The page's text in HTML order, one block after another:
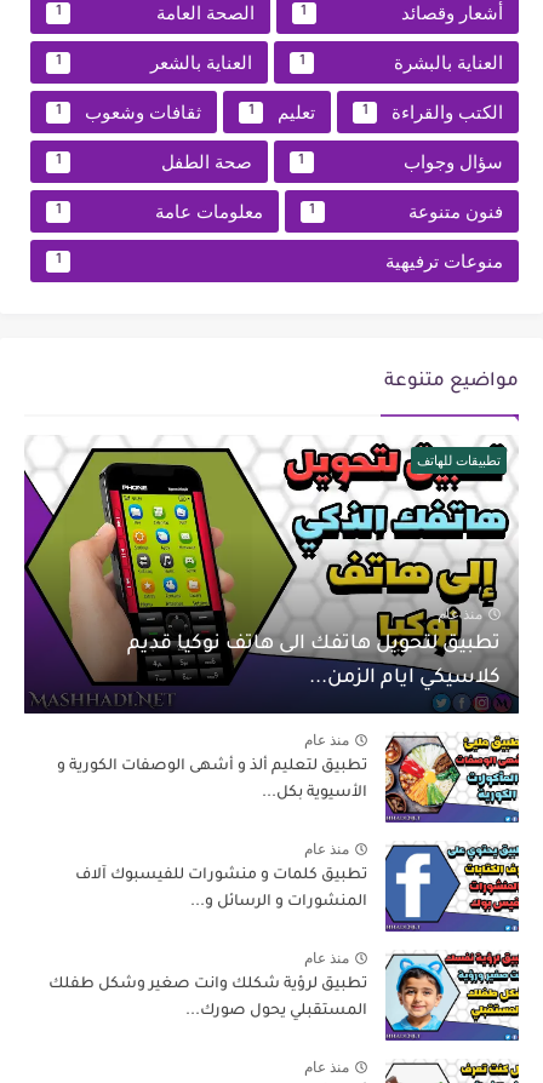
أشعار وقصائد 1 الصحة العامة 1
العناية بالبشرة 1 العناية بالشعر 1
الكتب والقراءة 1 تعليم 1 ثقافات وشعوب 1
سؤال وجواب 1 صحة الطفل 1
فنون متنوعة 1 معلومات عامة 1
منوعات ترفيهية 1
مواضيع متنوعة
تطبيقات للهاتف
منذ عام
تطبيق لتحويل هاتفك الى هاتف نوكيا قديم
كلاسيكي ايام الزمن...
منذ عام
تطبيق لتعليم ألذ و أشهى الوصفات الكورية و
الأسيوية بكل...
منذ عام
تطبيق كلمات و منشورات للفيسبوك آلاف
المنشورات و الرسائل و...
منذ عام
تطبيق لرؤية شكلك وانت صغير وشكل طفلك
المستقبلي يحول صورك...
منذ عام